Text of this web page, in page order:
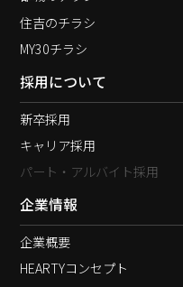
住吉のチラシ
MY30チラシ
採用について
新卒採用
キャリア採用
パート・アルバイト採用
企業情報
企業概要
HEARTYコンセプト